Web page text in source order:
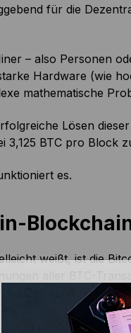
für die
– also Personen
Hardware (wie
mathematische
Lösen
3,125 BTC pro Block
es.
weißt, ist die
aller BTC-
dem
Block sicher an die